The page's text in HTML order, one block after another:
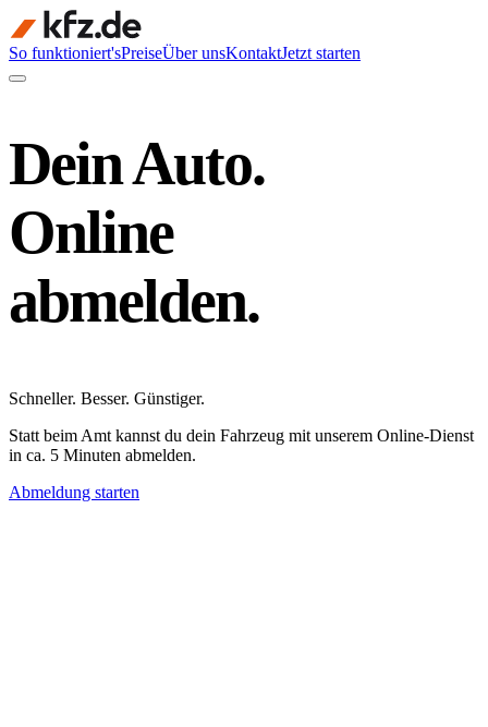
So funktioniert'sPreiseÜber unsKontaktJetzt starten
Dein Auto.
Online
abmelden.
Schneller. Besser. Günstiger.
Statt beim Amt kannst du dein Fahrzeug mit unserem Online-Dienst
in ca. 5 Minuten abmelden.
Abmeldung starten